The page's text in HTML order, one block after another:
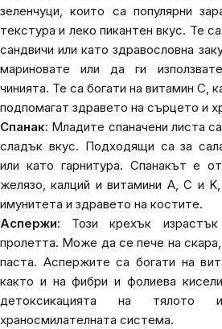
зеленчуци, които са популярни
текстура и леко пикантен вкус. Те
сандвичи или като здравословна
мариновате или да ги
чинията. Те са богати на витамин С,
подпомагат здравето на сърцето и
Спанак: Младите спаначени листа
сладък вкус. Подходящи са за
или като гарнитура. Спанакът е
желязо, калций и витамини A, C и
имунитета и здравето на костите.
Аспержи: Този крехък
пролетта. Може да се пече на скара,
паста. Аспержите са богати на
както и на фибри и фолиева
детоксикацията на тялото
храносмилателната система.